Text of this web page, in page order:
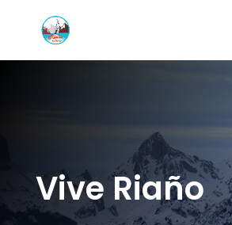
Vive Riaño